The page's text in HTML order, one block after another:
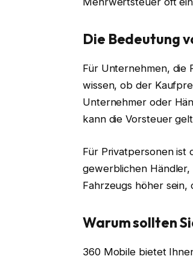
Die Bedeutung
Für Unternehmen, die
wissen, ob der
Unternehmer oder
kann die Vorsteuer
Für Privatpersonen ist
gewerblichen
Fahrzeugs höher
Warum sollten
360 Mobile bietet